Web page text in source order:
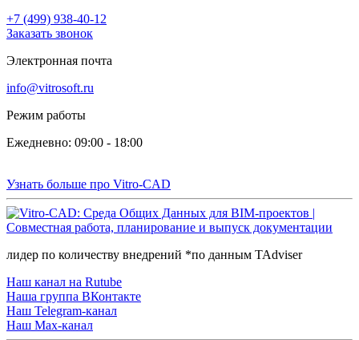
+7 (499) 938-40-12
Заказать звонок
Электронная почта
info@vitrosoft.ru
Режим работы
Ежедневно: 09:00 - 18:00
Узнать больше про Vitro-CAD
лидер по количеству внедрений *по данным TAdviser
Наш канал на Rutube
Наша группа ВКонтакте
Наш Telegram-канал
Наш Max-канал